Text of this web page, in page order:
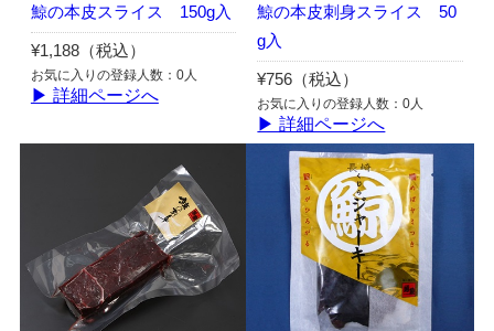
鯨の本皮スライス 150g入
¥1,188（税込）
お気に入りの登録人数：0人
▶ 詳細ページへ
鯨の本皮刺身スライス 50
g入
¥756（税込）
お気に入りの登録人数：0人
▶ 詳細ページへ